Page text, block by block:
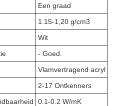
Een graad
1.15-1,20 g/cm3
Wit
- Goed.
Vlamvertragend acryl
2-17 Ontkenners
0.1-0.2 W/mK